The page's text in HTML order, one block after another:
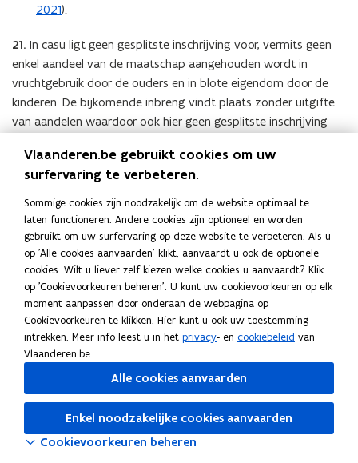
2021).
21. In casu ligt geen gesplitste inschrijving voor, vermits geen
enkel aandeel van de maatschap aangehouden wordt in
vruchtgebruik door de ouders en in blote eigendom door de
kinderen. De bijkomende inbreng vindt plaats zonder uitgifte
van aandelen waardoor ook hier geen gesplitste inschrijving
We verwijzen voorts op dit punt naar de voorafgaande
22070 dd. 27 februari 2023
nummer 23022 dd. 22 mei 2023
nummer 23059 dd. 25 september 2023,nummer 23081 dd. 18
december 2023 ,nummer 24004 dd. 25 maart 2024,nummer
24005 dd. 25 maart 2024,nummer 24017 dd. 14 mei 2024
nummer 24018 dd. 14 mei 2024 ennummer 24024 dd. 17 juni
2024.
Artikel 2.7.1.0.7, al dan niet in samenlezing met artikel 3.17.0.0.2
VCF, kan dan ook niet worden toegepast op de voorgenomen
3. Artikel 2.7.1.0.9 VCF (voorbehouden van levenslang
recht) al dan niet in samenlezing met de algemene
Vlaanderen.be gebruikt cookies om uw
surfervaring te verbeteren.
Sommige cookies zijn noodzakelijk om de website optimaal te
laten functioneren. Andere cookies zijn optioneel en worden
gebruikt om uw surfervaring op deze website te verbeteren. Als u
op 'Alle cookies aanvaarden' klikt, aanvaardt u ook de optionele
cookies. Wilt u liever zelf kiezen welke cookies u aanvaardt? Klik
op 'Cookievoorkeuren beheren'. U kunt uw cookievoorkeuren op elk
moment aanpassen door onderaan de webpagina op
Cookievoorkeuren te klikken. Hier kunt u ook uw toestemming
intrekken. Meer info leest u in het privacy- en cookiebeleid van
Vlaanderen.be.
Alle cookies aanvaarden
Enkel noodzakelijke cookies aanvaarden
Cookievoorkeuren beheren